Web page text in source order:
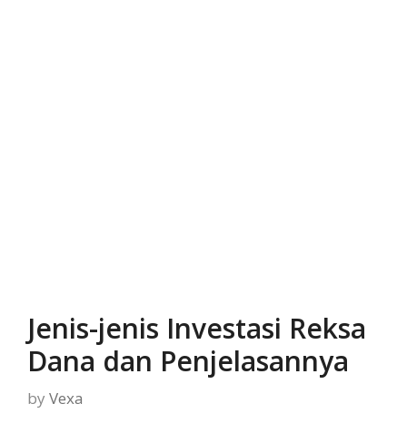
Jenis-jenis Investasi Reksa
Dana dan Penjelasannya
by Vexa